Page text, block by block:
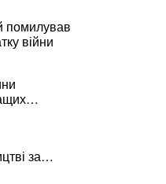
помилував
війни
за
доріг